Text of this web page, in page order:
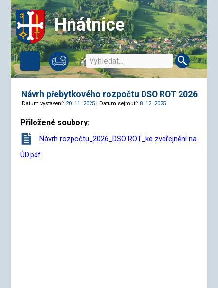
Hnátnice
Návrh přebytkového rozpočtu DSO ROT 2026
Datum vystavení: 20. 11. 2025 | Datum sejmutí: 8. 12. 2025
Přiložené soubory:
Návrh rozpočtu_2026_DSO ROT_ke zveřejnění na
ÚD.pdf